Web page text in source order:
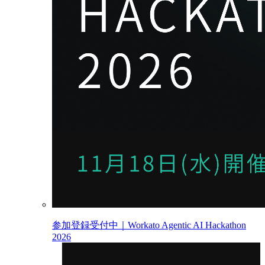
参加登録受付中｜Workato Agentic AI Hackathon
2026